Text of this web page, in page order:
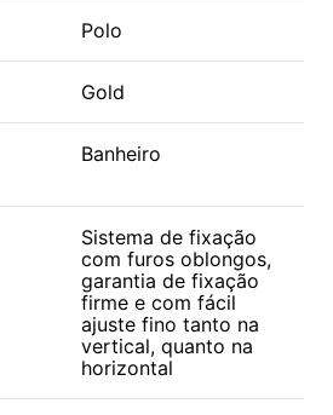
Polo
Gold
Banheiro
Sistema de fixação
com furos oblongos,
garantia de fixação
firme e com fácil
ajuste fino tanto na
vertical, quanto na
horizontal